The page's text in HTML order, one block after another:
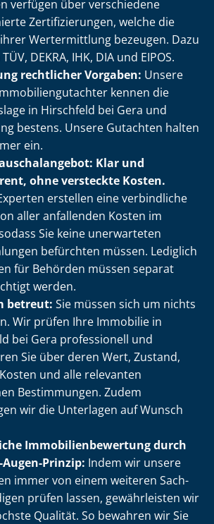
verfügen über verschiedene
Zer­ti­fi­zie­run­gen, welche die
Wertermittlung bezeugen. Dazu
DEKRA, IHK, DIA und EIPOS.
rechtlicher Vorgaben: Unsere
kennen die
in Hirschfeld bei Gera und
bestens. Unsere Gutachten halten
ein.
Klar und
ohne versteckte Kosten.
erstellen eine verbindliche
aller anfallenden Kosten im
Sie keine unerwarteten
befürchten müssen. Lediglich
für Behörden müssen separat
werden.
betreut: Sie müssen sich um nichts
Wir prüfen Ihre Immobilie in
bei Gera professionell und
Sie über deren Wert, Zustand,
und alle relevanten
Bestimmungen. Zudem
wir die Unterlagen auf Wunsch
Im­mo­bi­li­en­be­wer­tung durch
Augen-Prinzip: Indem wir unsere
immer von einem weiteren Sach­
prüfen lassen, gewährleisten wir
Qualität. So bewahren wir Sie